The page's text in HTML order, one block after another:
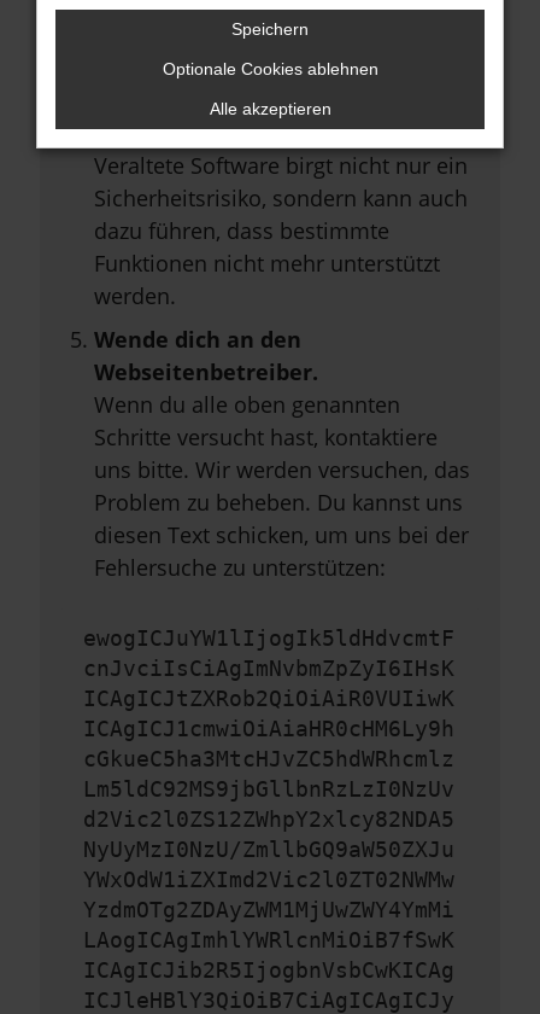
Stelle sicher, dass dein Browser
und dein Betriebssystem auf dem
neuesten Stand sind.
Veraltete Software birgt nicht nur ein
Sicherheitsrisiko, sondern kann auch
dazu führen, dass bestimmte
Funktionen nicht mehr unterstützt
werden.
Wende dich an den
Webseitenbetreiber.
Wenn du alle oben genannten
Schritte versucht hast, kontaktiere
uns bitte. Wir werden versuchen, das
Problem zu beheben. Du kannst uns
diesen Text schicken, um uns bei der
Fehlersuche zu unterstützen:
ewogICJuYW1lIjogIk5ldHdvcmtF
cnJvciIsCiAgImNvbmZpZyI6IHsK
ICAgICJtZXRob2QiOiAiR0VUIiwK
ICAgICJ1cmwiOiAiaHR0cHM6Ly9h
cGkueC5ha3MtcHJvZC5hdWRhcmlz
Lm5ldC92MS9jbGllbnRzLzI0NzUv
d2Vic2l0ZS12ZWhpY2xlcy82NDA5
NyUyMzI0NzU/ZmllbGQ9aW50ZXJu
YWxOdW1iZXImd2Vic2l0ZT02NWMw
YzdmOTg2ZDAyZWM1MjUwZWY4YmMi
LAogICAgImhlYWRlcnMiOiB7fSwK
ICAgICJib2R5IjogbnVsbCwKICAg
ICJleHBlY3QiOiB7CiAgICAgICJy
Speichern
Optionale Cookies ablehnen
Alle akzeptieren